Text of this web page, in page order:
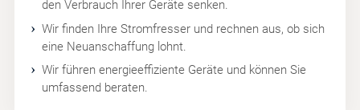
den Verbrauch Ihrer Geräte senken.
Wir finden Ihre Stromfresser und rechnen aus, ob sich
eine Neuanschaffung lohnt.
Wir führen energieeffiziente Geräte und können Sie
umfassend beraten.